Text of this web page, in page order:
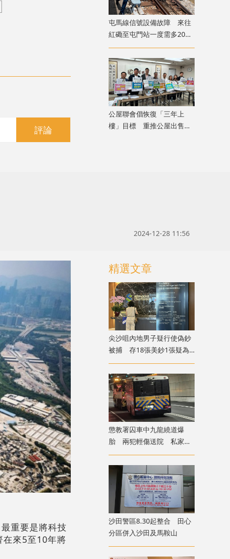
評論
屯馬線信號設備故障 來往
紅磡至屯門站一度需多20至
25分鐘
公屋聯會倡恢復「三年上
樓」目標 重推公屋出售計
2024-12-28 11:56
重要是將科技
在來5至10年將
精選文章
尖沙咀內地男子疑行使偽鈔
被捕 存18張美鈔1張疑為
假
懲教署囚車中九龍繞道爆
胎 兩犯輕傷送院 私家車
疑遭殃及泵把損毀
沙田警區8.30起整合 田心
分區併入沙田及馬鞍山